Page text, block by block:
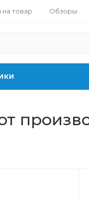
на товар Обзоры